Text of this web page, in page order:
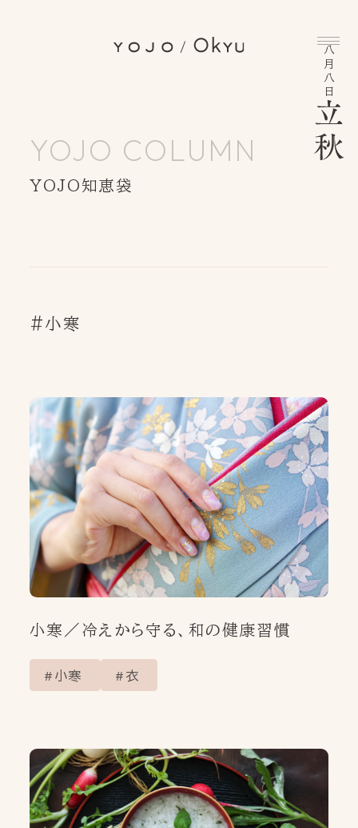
八月八日
NEWS
お知らせ
PRODUCT OUR PRODUCT
製品情報
PICK UP ITEM
いまの節気のためのお灸
MINDFULNESS
YOJO/OKYUの使い方
POINT OFSEKKI
取扱店舗
ONLINE SHOP
オンラインショップ
YOJO COLUMN
YOJO知恵袋
#小寒
小寒／冷えから守る、和の健康習慣
小寒 衣